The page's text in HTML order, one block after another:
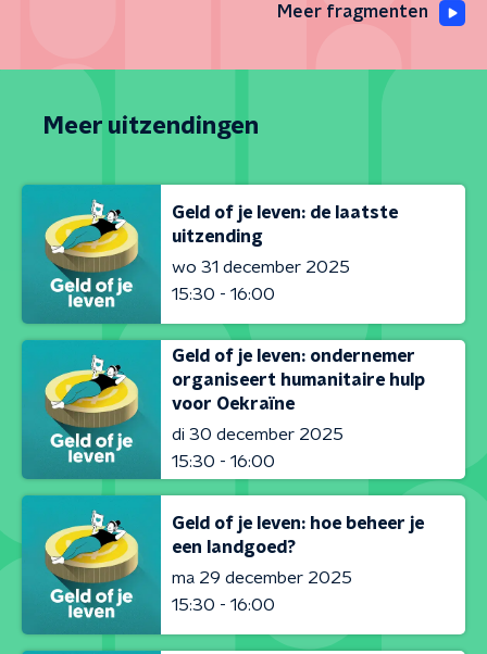
Meer fragmenten
Meer uitzendingen
Geld of je leven: de laatste
uitzending
wo 31 december 2025
15:30 - 16:00
Geld of je leven: ondernemer
organiseert humanitaire hulp
voor Oekraïne
di 30 december 2025
15:30 - 16:00
Geld of je leven: hoe beheer je
een landgoed?
ma 29 december 2025
15:30 - 16:00